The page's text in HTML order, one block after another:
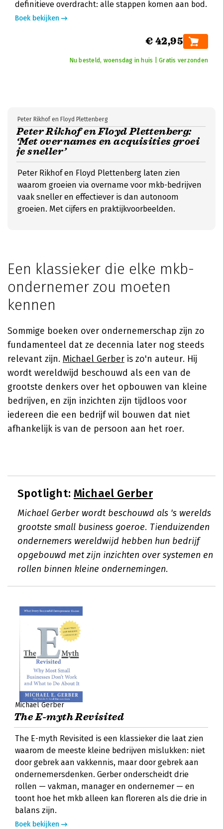
definitieve overdracht: alle stappen komen aan bod.
Boek bekijken
€ 42,95
Nu besteld, woensdag in huis | Gratis verzonden
Peter Rikhof en Floyd Plettenberg:
‘Met overnames en acquisities groei
je sneller’
Peter Rikhof en Floyd Plettenberg
Peter Rikhof en Floyd Plettenberg laten zien
waarom groeien via overname voor mkb-bedrijven
vaak sneller en effectiever is dan autonoom
groeien. Met cijfers en praktijkvoorbeelden.
Een klassieker die elke mkb-
ondernemer zou moeten
kennen
Sommige boeken over ondernemerschap zijn zo
fundamenteel dat ze decennia later nog steeds
relevant zijn. Michael Gerber is zo'n auteur. Hij
wordt wereldwijd beschouwd als een van de
grootste denkers over het opbouwen van kleine
bedrijven, en zijn inzichten zijn tijdloos voor
iedereen die een bedrijf wil bouwen dat niet
afhankelijk is van de persoon aan het roer.
Spotlight: Michael Gerber
Michael Gerber wordt beschouwd als 's werelds
grootste small business goeroe. Tienduizenden
ondernemers wereldwijd hebben hun bedrijf
opgebouwd met zijn inzichten over systemen en
rollen binnen kleine ondernemingen.
Michael Gerber
The E-myth Revisited
The E-myth Revisited is een klassieker die laat zien
waarom de meeste kleine bedrijven mislukken: niet
door gebrek aan vakkennis, maar door gebrek aan
ondernemersdenken. Gerber onderscheidt drie
rollen — vakman, manager en ondernemer — en
toont hoe het mkb alleen kan floreren als die drie in
balans zijn.
Boek bekijken